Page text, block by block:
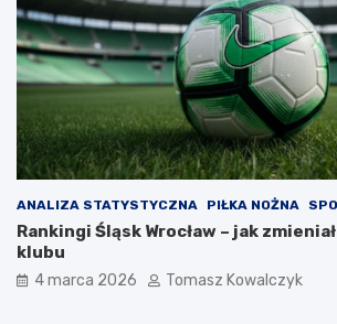
ANALIZA STATYSTYCZNA PIŁKA NOŻNA
Rankingi Śląsk Wrocław – jak
klubu
4 marca 2026 Tomasz Kowalczyk